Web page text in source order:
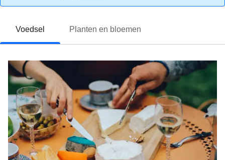
Voedsel Planten en bloemen